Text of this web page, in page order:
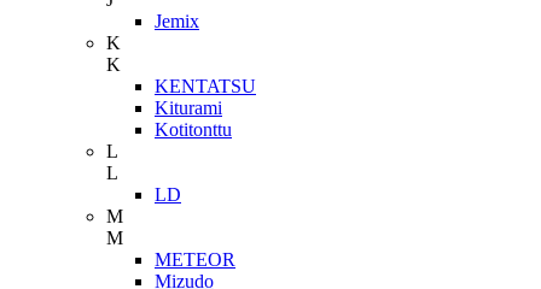
Jemix
K
K
KENTATSU
Kiturami
Kotitonttu
L
L
LD
M
M
METEOR
Mizudo